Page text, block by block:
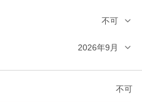
不可
2026年9月
不可